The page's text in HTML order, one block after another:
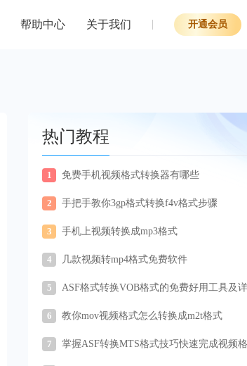
帮助中心 关于我们 开通会员
热门教程
1 免费手机视频格式转换器有哪些
2 手把手教你3gp格式转换f4v格式步骤
3 手机上视频转换成mp3格式
4 几款视频转mp4格式免费软件
5
ASF格式转换VOB格式的免费好用工具及
6
教你mov视频格式怎么转换成m2t格式
7
掌握ASF转换MTS格式技巧快速完成视频